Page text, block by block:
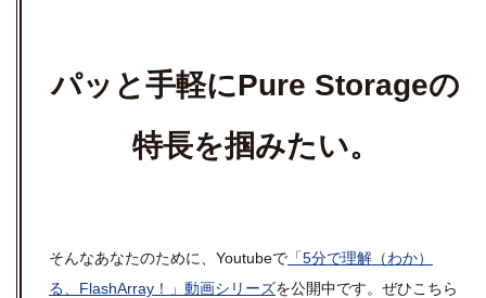
パッと手軽にPure Storageの
特長を掴みたい。
そんなあなたのために、Youtubeで 「5分で理解（わか）
る、FlashArray！」動画シリーズを公開中です。ぜひこちら